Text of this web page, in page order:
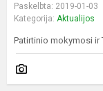
Paskelbta: 2019-01-03
Kategorija: Aktualijos
Patirtinio mokymosi ir